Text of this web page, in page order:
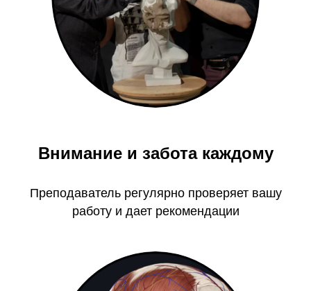
Внимание и забота каждому
Преподаватель регулярно проверяет вашу
работу и дает рекомендации